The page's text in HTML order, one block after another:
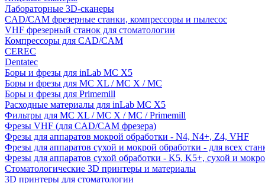
Лабораторные 3D-сканеры
CAD/CAM фрезерные станки, компрессоры и пылесос
VHF фрезерный станок для стоматологии
Компрессоры для CAD/CAM
CEREC
Dentatec
Боры и фрезы для inLab MC X5
Боры и фрезы для MC XL / MC X / MC
Боры и фрезы для Primemill
Расходные материалы для inLab MC X5
Фильтры для MC XL / MC X / MC / Primemill
Фрезы VHF (для CAD/CAM фрезера)
Фрезы для аппаратов мокрой обработки - N4, N4+, Z4, VHF
Фрезы для аппаратов сухой и мокрой обработки - для всех
Фрезы для аппаратов сухой обработки - K5, K5+, сухой и
Стоматологические 3D принтеры и материалы
3D принтеры для стоматологии